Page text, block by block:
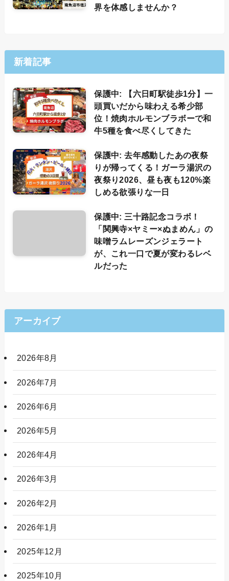
界を体感しませんか？
新着記事
保護中: 【六日町駅徒歩1分】一
頭買いだから味わえる希少部
位！焼肉ホルモンブラボーで和
牛5種を食べ尽くしてきた
保護中: 去年感動したあの夜祭
りが帰ってくる！ガーラ湯沢の
夜祭り2026、昼も夜も120%楽
しめる欲張りな一日
保護中: 三十路記念コラボ！
「関興寺×ヤミー×ぬまめん」の
味噌ラムレーズンジェラート
が、これ一口で夏が変わるレベ
ルだった
アーカイブ
2026年8月
2026年7月
2026年6月
2026年5月
2026年4月
2026年3月
2026年2月
2026年1月
2025年12月
2025年10月